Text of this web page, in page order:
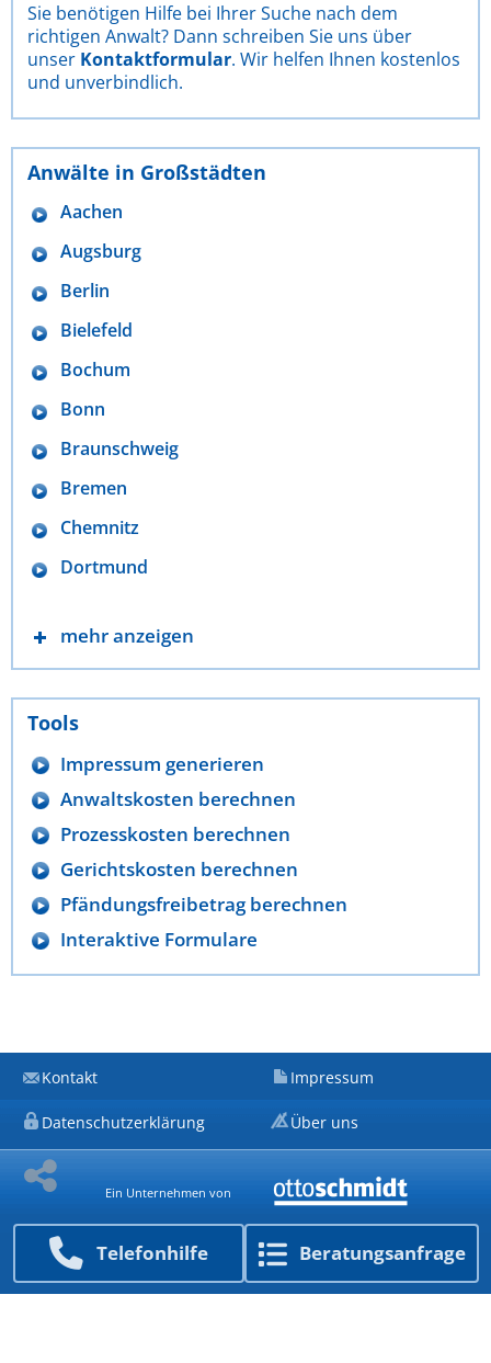
Telefon­hilfe Beratungs­anfrage
Sie benötigen Hilfe bei Ihrer Suche nach dem
richtigen Anwalt? Dann schreiben Sie uns über
unser Kontaktformular. Wir helfen Ihnen kostenlos
und unverbindlich.
Anwälte in Großstädten
Aachen
Augsburg
Berlin
Bielefeld
Bochum
Bonn
Braunschweig
Bremen
Chemnitz
Dortmund
mehr anzeigen
Tools
Impressum generieren
Anwaltskosten berechnen
Prozesskosten berechnen
Gerichtskosten berechnen
Pfändungsfreibetrag berechnen
Interaktive Formulare
Kontakt Impressum
Datenschutzerklärung Über uns
Ein Unternehmen von